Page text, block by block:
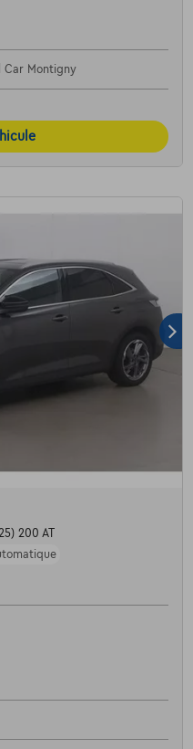
Car Montigny
200 AT